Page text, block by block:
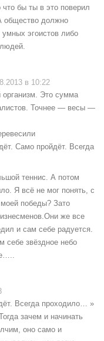
бы ты в это поверил
общество должно
эгоистов либо
в 10:22
Это сумма
Точнее — весы —
Само пройдёт. Всегда
теннис. А потом
Я всё не мог понять, с
победы? Зато
же все
и сам себе радуется.
себе звёздное небо
Всегда проходило… »
зачем и начинать
оно само и